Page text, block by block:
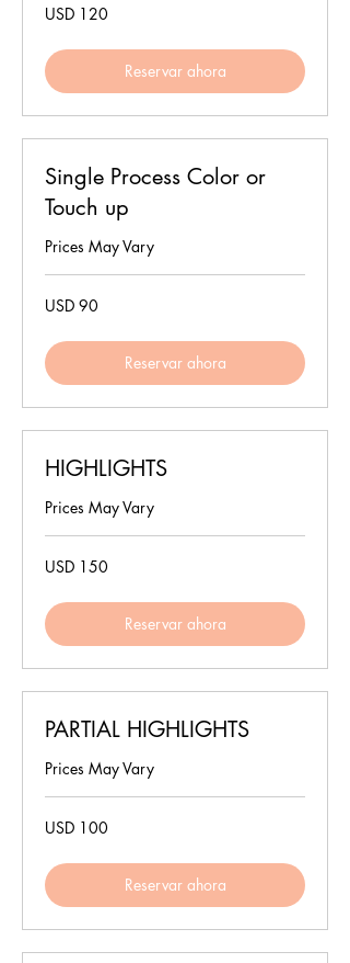
120
dólares
USD 120
Reservar ahora
Single Process Color or
Touch up
Prices May Vary
90
dólares
USD 90
Reservar ahora
HIGHLIGHTS
Prices May Vary
150
dólares
USD 150
Reservar ahora
PARTIAL HIGHLIGHTS
Prices May Vary
100
dólares
USD 100
Reservar ahora